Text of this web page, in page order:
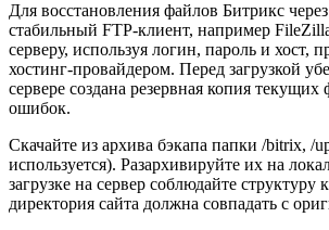
Для восстановления файлов Битрикс
стабильный FTP-клиент, например
серверу, используя логин, пароль и хост,
хостинг-провайдером. Перед загрузкой
сервере создана резервная копия текущих
ошибок.
Скачайте из архива бэкапа папки /bitrix, /
используется). Разархивируйте их на
загрузке на сервер соблюдайте структуру
директория сайта должна совпадать с